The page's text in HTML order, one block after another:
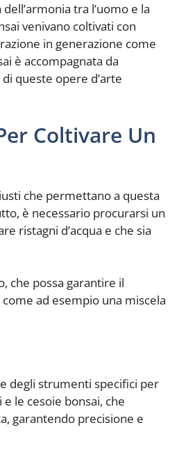
tra l’uomo e la
venivano coltivati con
in generazione come
è accompagnata da
queste opere d’arte
Coltivare Un
che permettano a questa
è necessario procurarsi un
ristagni d’acqua e che sia
che possa garantire il
ad esempio una miscela
degli strumenti specifici per
le cesoie bonsai, che
garantendo precisione e